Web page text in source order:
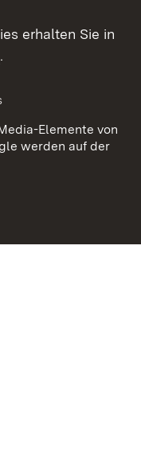
erhalten Sie in
.
Elemente von
werden auf der